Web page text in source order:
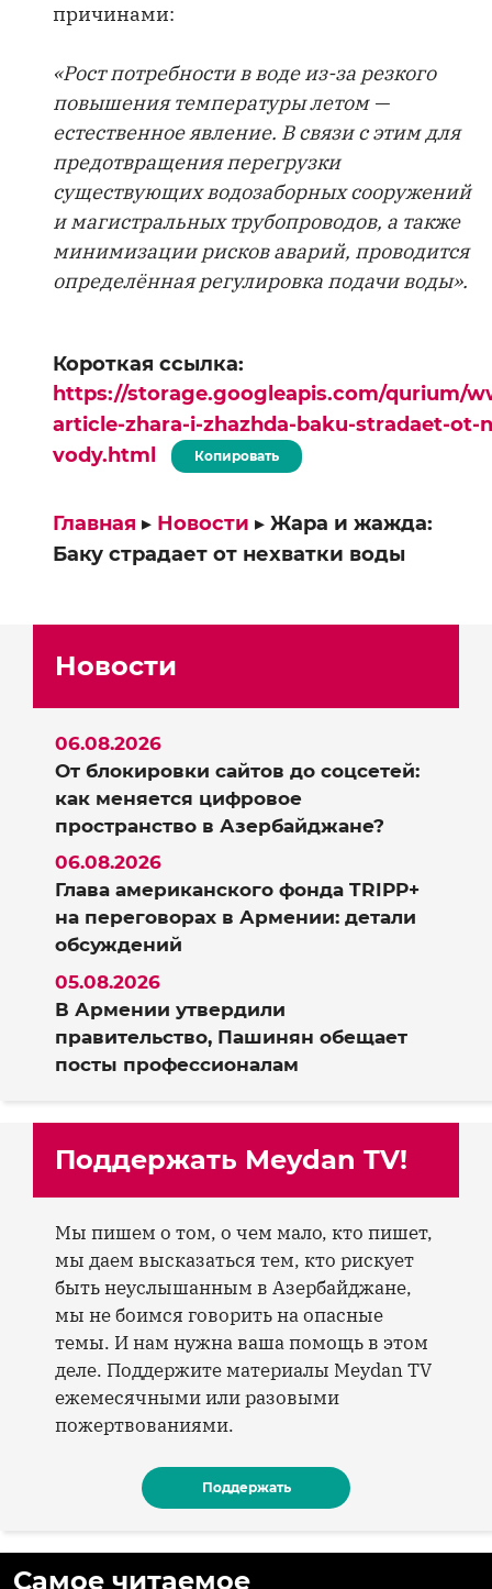
причинами:
«Рост потребности в воде из-за резкого
повышения температуры летом —
естественное явление. В связи с этим для
предотвращения перегрузки
существующих водозаборных сооружений
и магистральных трубопроводов, а также
минимизации рисков аварий, проводится
определённая регулировка подачи воды».
Короткая ссылка:
https://storage.googleapis.com/qurium/
article-zhara-i-zhazhda-baku-stradaet-ot-
vody.html
Копировать
Главная ▸ Новости ▸ Жара и жажда:
Баку страдает от нехватки воды
Новости
От блокировки сайтов до соцсетей:
как меняется цифровое
пространство в Азербайджане?
06.08.2026
Глава американского фонда TRIPP+
на переговорах в Армении: детали
обсуждений
06.08.2026
В Армении утвердили
правительство, Пашинян обещает
посты профессионалам
05.08.2026
Поддержать Meydan TV!
Мы пишем о том, о чем мало, кто пишет,
мы даем высказаться тем, кто рискует
быть неуслышанным в Азербайджане,
мы не боимся говорить на опасные
темы. И нам нужна ваша помощь в этом
деле. Поддержите материалы Meydan TV
ежемесячными или разовыми
пожертвованиями.
Поддержать
Самое читаемое